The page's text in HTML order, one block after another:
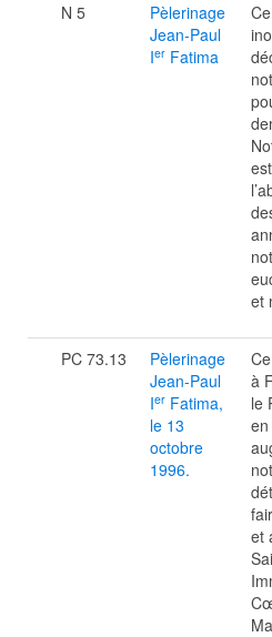
N 5
Pèlerinage
Jean-Paul
Ier Fatima
est
et
PC 73.13
Pèlerinage
Jean-Paul
Ier Fatima,
le 13
octobre
1996.
à
le
en
et